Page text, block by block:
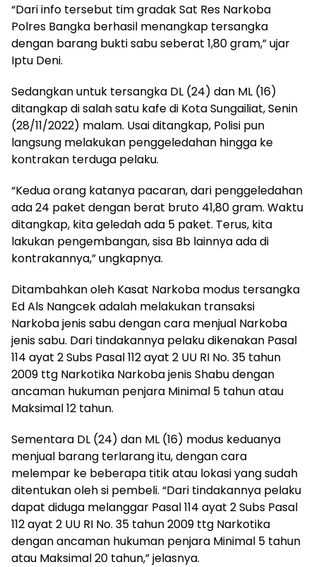
“Dari info tersebut tim gradak Sat Res Narkoba
Polres Bangka berhasil menangkap tersangka
dengan barang bukti sabu seberat 1,80 gram,” ujar
Iptu Deni.
Sedangkan untuk tersangka DL (24) dan ML (16)
ditangkap di salah satu kafe di Kota Sungailiat, Senin
(28/11/2022) malam. Usai ditangkap, Polisi pun
langsung melakukan penggeledahan hingga ke
kontrakan terduga pelaku.
“Kedua orang katanya pacaran, dari penggeledahan
ada 24 paket dengan berat bruto 41,80 gram. Waktu
ditangkap, kita geledah ada 5 paket. Terus, kita
lakukan pengembangan, sisa Bb lainnya ada di
kontrakannya,” ungkapnya.
Ditambahkan oleh Kasat Narkoba modus tersangka
Ed Als Nangcek adalah melakukan transaksi
Narkoba jenis sabu dengan cara menjual Narkoba
jenis sabu. Dari tindakannya pelaku dikenakan Pasal
114 ayat 2 Subs Pasal 112 ayat 2 UU RI No. 35 tahun
2009 ttg Narkotika Narkoba jenis Shabu dengan
ancaman hukuman penjara Minimal 5 tahun atau
Maksimal 12 tahun.
Sementara DL (24) dan ML (16) modus keduanya
menjual barang terlarang itu, dengan cara
melempar ke beberapa titik atau lokasi yang sudah
ditentukan oleh si pembeli. “Dari tindakannya pelaku
dapat diduga melanggar Pasal 114 ayat 2 Subs Pasal
112 ayat 2 UU RI No. 35 tahun 2009 ttg Narkotika
dengan ancaman hukuman penjara Minimal 5 tahun
atau Maksimal 20 tahun,” jelasnya.